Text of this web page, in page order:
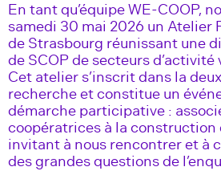
En tant qu’équipe WE-COOP,
samedi 30 mai 2026 un Atelier
de Strasbourg réunissant une
de SCOP de secteurs d’activité
Cet atelier s’inscrit dans la
recherche et constitue un
démarche participative :
coopératrices à la construction
invitant à nous rencontrer et à
des grandes questions de